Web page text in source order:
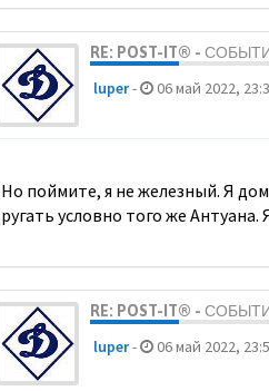
RE: POST-IT® -
luper- 06 май 2022,
Но поймите, я не железный. Я
ругать условно того же
RE: POST-IT® -
luper- 06 май 2022,